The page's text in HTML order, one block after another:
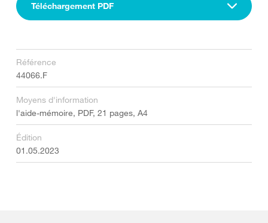
Téléchargement PDF
Référence
44066.F
Moyens d'information
l'aide-mémoire, PDF, 21 pages, A4
Édition
01.05.2023